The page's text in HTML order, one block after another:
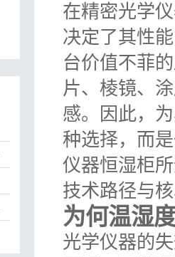
在精密光学
决定了其性
台价值不菲
片、棱镜、
感。因此，
种选择，而
仪器恒湿柜
技术路径与
为何温湿
光学仪器的